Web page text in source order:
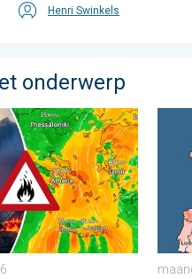
Henri Swinkels
onderwerp
woeden bosbranden.